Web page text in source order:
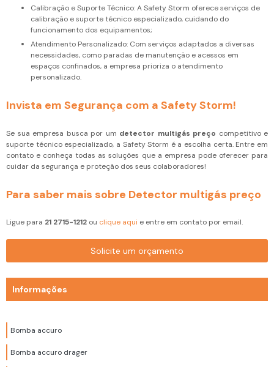
Calibração e Suporte Técnico: A Safety Storm oferece serviços de
calibração e suporte técnico especializado, cuidando do
funcionamento dos equipamentos;
Atendimento Personalizado: Com serviços adaptados a diversas
necessidades, como paradas de manutenção e acessos em
espaços confinados, a empresa prioriza o atendimento
personalizado.
Invista em Segurança com a Safety Storm!
Se sua empresa busca por um detector multigás preço competitivo e
suporte técnico especializado, a Safety Storm é a escolha certa. Entre em
contato e conheça todas as soluções que a empresa pode oferecer para
cuidar da segurança e proteção dos seus colaboradores!
Para saber mais sobre Detector multigás preço
Ligue para 21 2715-1212 ou clique aqui e entre em contato por email.
Solicite um orçamento
Informações
Bomba accuro
Bomba accuro drager